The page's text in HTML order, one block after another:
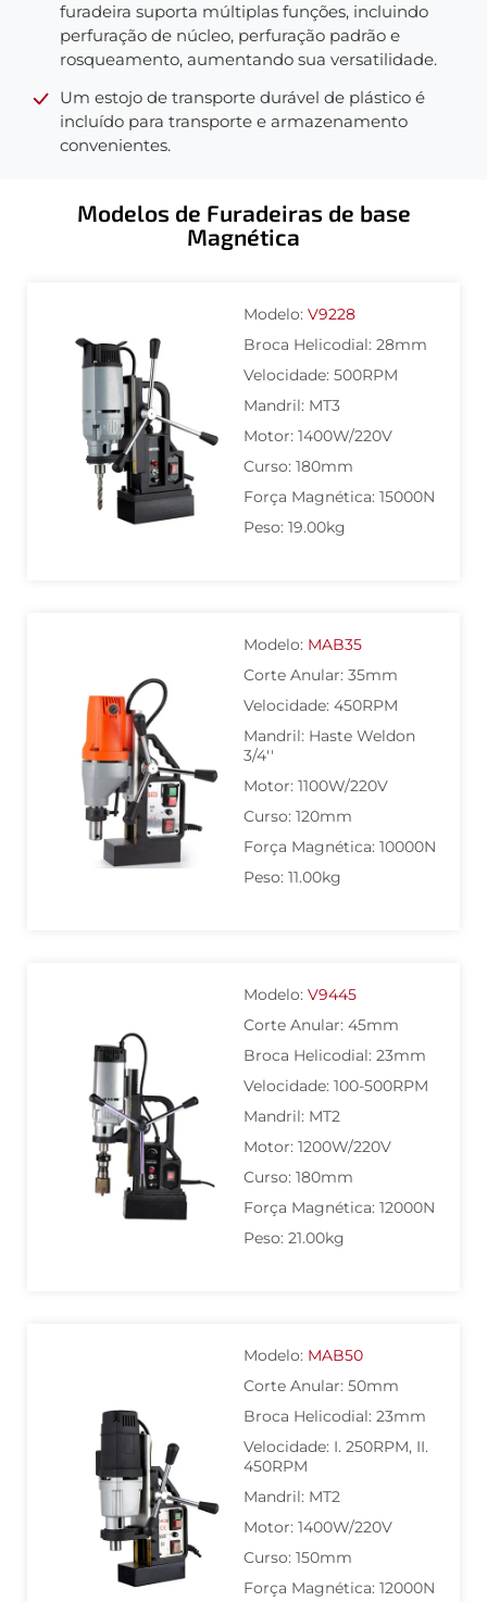
furadeira suporta múltiplas funções, incluindo
perfuração de núcleo, perfuração padrão e
rosqueamento, aumentando sua versatilidade.
Um estojo de transporte durável de plástico é
incluído para transporte e armazenamento
convenientes.
Modelos de Furadeiras de base
Magnética
Modelo: V9228
Broca Helicodial: 28mm
Velocidade: 500RPM
Mandril: MT3
Motor: 1400W/220V
Curso: 180mm
Força Magnética: 15000N
Peso: 19.00kg
Modelo: MAB35
Corte Anular: 35mm
Velocidade: 450RPM
Mandril: Haste Weldon
3/4''
Motor: 1100W/220V
Curso: 120mm
Força Magnética: 10000N
Peso: 11.00kg
Modelo: V9445
Corte Anular: 45mm
Broca Helicodial: 23mm
Velocidade: 100-500RPM
Mandril: MT2
Motor: 1200W/220V
Curso: 180mm
Força Magnética: 12000N
Peso: 21.00kg
Modelo: MAB50
Corte Anular: 50mm
Broca Helicodial: 23mm
Velocidade: I. 250RPM, II.
450RPM
Mandril: MT2
Motor: 1400W/220V
Curso: 150mm
Força Magnética: 12000N